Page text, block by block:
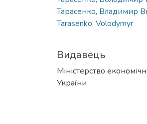
Тарасенко, Владимир
Tarasenko, Volodymyr
Видавець
Міністерство
України